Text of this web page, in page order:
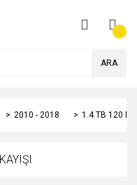
ARA
2010 - 2018 1.4 TB 120 HP